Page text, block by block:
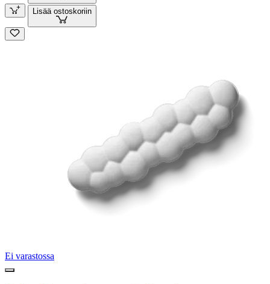
Lisää ostoskoriin
Ei varastossa